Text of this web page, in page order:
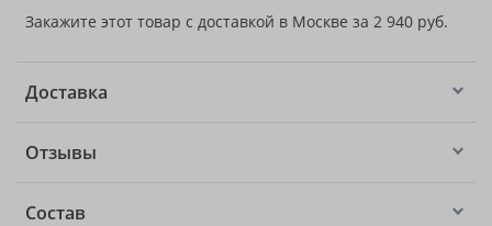
Закажите этот товар с доставкой в Москве за 2 940 руб.
Доставка
Отзывы
Состав